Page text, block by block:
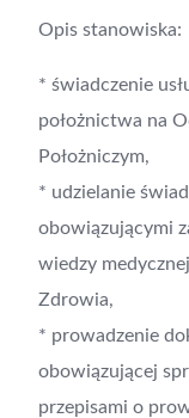
Opis stanowiska:
* świadczenie
położnictwa na
Położniczym,
* udzielanie
obowiązującymi
wiedzy
Zdrowia,
* prowadzenie
obowiązującej
przepisami o